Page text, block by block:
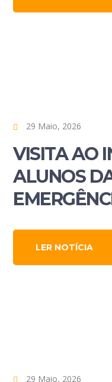
29 Maio, 2026
VISITA AO
ALUNOS
LER NOTÍCIA
29 Maio, 2026